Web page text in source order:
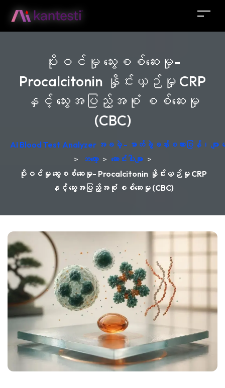
ပိုးဝင်မှု သွေးစစ်ဆေးမှု-
Procalcitonin နှိုင်းယှဉ်မှု CRP
နှင့် သွေးအပြည့်အစုံ စစ်ဆေးမှု
(CBC)
AI Blood Test Analyzer အခမဲ့ - ဓာတ်ခွဲခန်းစကားပြန်၊
> ဘလော့ > ဆောင်းပါးများ >
ပိုးဝင်မှု သွေးစစ်ဆေးမှု- Procalcitonin နှိုင်းယှဉ်မှု CRP
နှင့် သွေးအပြည့်အစုံ စစ်ဆေးမှု (CBC)